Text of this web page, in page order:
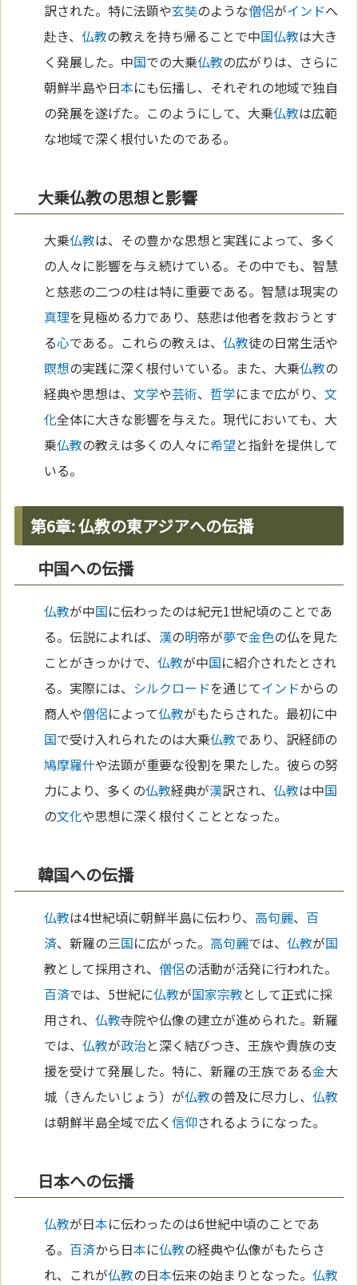
訳された。特に法顕や玄奘のような僧侶がインドへ
赴き、仏教の教えを持ち帰ることで中国仏教は大き
く発展した。中国での大乗仏教の広がりは、さらに
朝鮮半島や日本にも伝播し、それぞれの地域で独自
の発展を遂げた。このようにして、大乗仏教は広範
な地域で深く根付いたのである。
大乗仏教の思想と影響
大乗仏教は、その豊かな思想と実践によって、多く
の人々に影響を与え続けている。その中でも、智慧
と慈悲の二つの柱は特に重要である。智慧は現実の
真理を見極める力であり、慈悲は他者を救おうとす
る心である。これらの教えは、仏教徒の日常生活や
瞑想の実践に深く根付いている。また、大乗仏教の
経典や思想は、文学や芸術、 哲学にまで広がり、文
化全体に大きな影響を与えた。現代においても、大
乗仏教の教えは多くの人々に希望と指針を提供して
いる。
第6章: 仏教の東アジアへの伝播
中国への伝播
仏教が中国に伝わったのは紀元1世紀頃のことであ
る。伝説によれば、 漢の明帝が夢で金色の仏を見た
ことがきっかけで、仏教が中国に紹介されたとされ
る。実際には、 シルクロードを通じてインドからの
商人や僧侶によって仏教がもたらされた。最初に中
国で受け入れられたのは大乗仏教であり、訳経師の
鳩摩羅什や法顕が重要な役割を果たした。彼らの努
力により、多くの仏教経典が漢訳され、仏教は中国
の文化や思想に深く根付くこととなった。
韓国への伝播
仏教は4世紀頃に朝鮮半島に伝わり、高句麗、 百
済、新羅の三国に広がった。高句麗では、仏教が国
教として採用され、僧侶の活動が活発に行われた。
百済では、5世紀に仏教が国家宗教として正式に採
用され、仏教寺院や仏像の建立が進められた。新羅
では、仏教が政治と深く結びつき、王族や貴族の支
援を受けて発展した。特に、新羅の王族である金大
城（きんたいじょう）が仏教の普及に尽力し、仏教
は朝鮮半島全域で広く信仰されるようになった。
日本への伝播
仏教が日本に伝わったのは6世紀中頃のことであ
る。 百済から日本に仏教の経典や仏像がもたらさ
れ、これが仏教の日本伝来の始まりとなった。仏教